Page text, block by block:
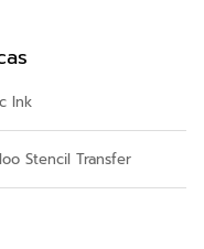
Ink
Stencil Transfer